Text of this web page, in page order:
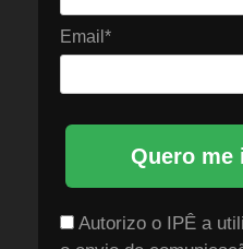
Email*
Quero me
Autorizo o IPÊ a